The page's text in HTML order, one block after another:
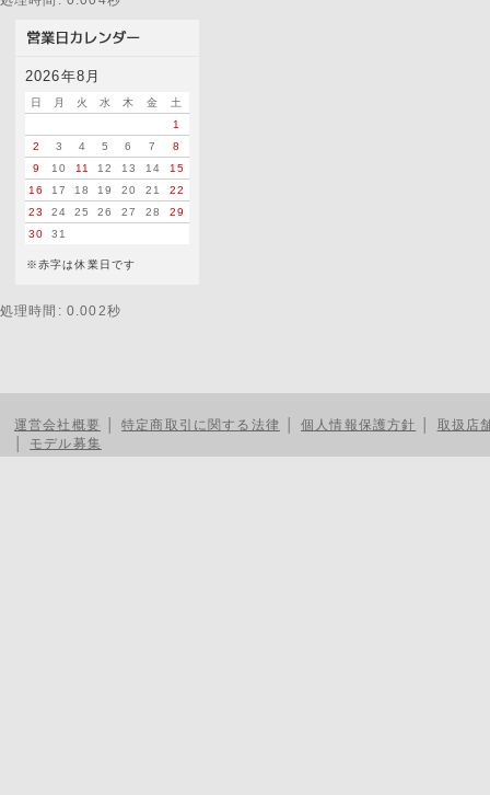
2026年8月
日 月 火 水 木 金
土
1
2
3 4 5 6 7
8
9
10 11 12 13 14
15
16
17 18 19 20 21
22
23
24 25 26 27 28
29
30
31
※赤字は休業日です
処理時間: 0.002秒
運営会社概要 特定商取引に関する法律 個人情報保護方針
取扱店
モデル募集